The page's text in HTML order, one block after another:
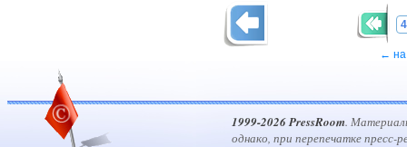
← на
1999-2026 PressRoom.
однако, при перепечатке пресс-